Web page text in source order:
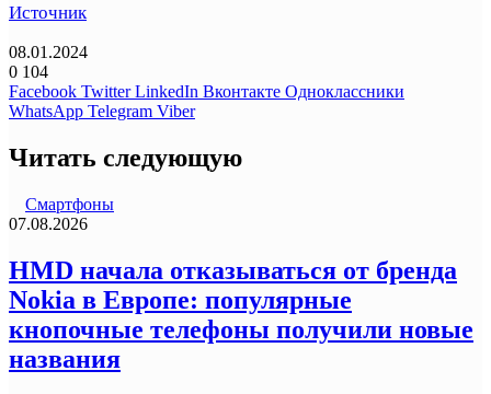
Источник
08.01.2024
0 104
Facebook Twitter LinkedIn Вконтакте Одноклассники
WhatsApp Telegram Viber
Читать следующую
Смартфоны
07.08.2026
HMD начала отказываться от бренда
Nokia в Европе: популярные
кнопочные телефоны получили новые
названия